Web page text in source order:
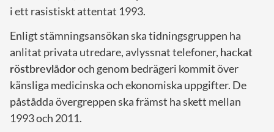
i ett rasistiskt attentat 1993.
Enligt stämningsansökan ska tidningsgruppen ha
anlitat privata utredare, avlyssnat telefoner, hackat
röstbrevlådoroch genom bedrägeri kommit över
känsliga medicinska och ekonomiska uppgifter. De
påstådda övergreppen ska främst ha skett mellan
1993 och 2011.